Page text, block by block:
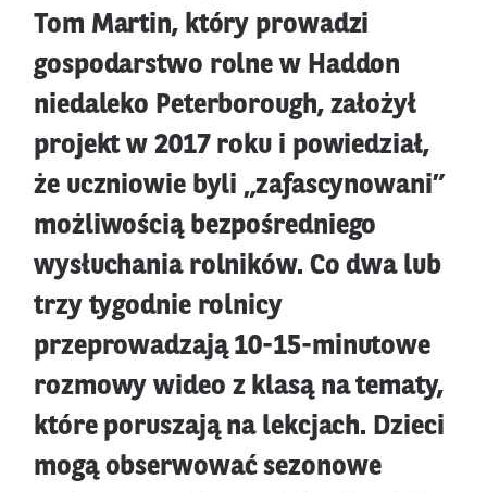
Tom Martin, który prowadzi
gospodarstwo rolne w Haddon
niedaleko Peterborough, założył
projekt w 2017 roku i powiedział,
że uczniowie byli „zafascynowani”
możliwością bezpośredniego
wysłuchania rolników. Co dwa lub
trzy tygodnie rolnicy
przeprowadzają 10-15-minutowe
rozmowy wideo z klasą na tematy,
które poruszają na lekcjach. Dzieci
mogą obserwować sezonowe